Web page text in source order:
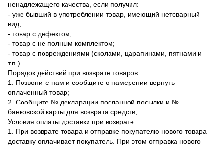
ненадлежащего качества, если получил:
- уже бывший в употреблении товар, имеющий нетоварный
вид;
- товар с дефектом;
- товар с не полным комплектом;
- товар с повреждениями (сколами, царапинами, пятнами и
т.п.).
Порядок действий при возврате товаров:
1. Позвоните нам и сообщите о намерении вернуть
оплаченный товар;
2. Сообщите № декларации посланной посылки и №
банковской карты для возврата средств;
Условия оплаты доставки при возврате:
1. При возврате товара и отправке покупателю нового товара
доставку оплачивает покупатель. При этом отправка нового